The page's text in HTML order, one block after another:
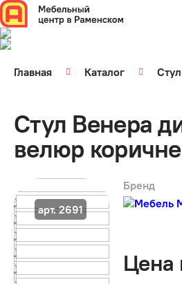
Главная Каталог
Стул Венера
велюр
арт. 2691
Бренд
Цена